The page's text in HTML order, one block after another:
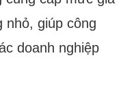
nhỏ, giúp công
doanh nghiệp